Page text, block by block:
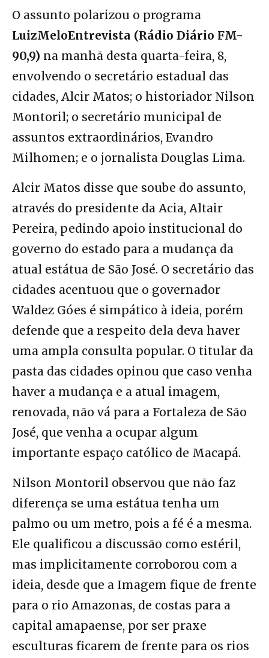
O assunto polarizou o programa
LuizMeloEntrevista (Rádio Diário FM-
90,9) na manhã desta quarta-feira, 8,
envolvendo o secretário estadual das
cidades, Alcir Matos; o historiador Nilson
Montoril; o secretário municipal de
assuntos extraordinários, Evandro
Milhomen; e o jornalista Douglas Lima.
Alcir Matos disse que soube do assunto,
através do presidente da Acia, Altair
Pereira, pedindo apoio institucional do
governo do estado para a mudança da
atual estátua de São José. O secretário das
cidades acentuou que o governador
Waldez Góes é simpático à ideia, porém
defende que a respeito dela deva haver
uma ampla consulta popular. O titular da
pasta das cidades opinou que caso venha
haver a mudança e a atual imagem,
renovada, não vá para a Fortaleza de São
José, que venha a ocupar algum
importante espaço católico de Macapá.
Nilson Montoril observou que não faz
diferença se uma estátua tenha um
palmo ou um metro, pois a fé é a mesma.
Ele qualificou a discussão como estéril,
mas implicitamente corroborou com a
ideia, desde que a Imagem fique de frente
para o rio Amazonas, de costas para a
capital amapaense, por ser praxe
esculturas ficarem de frente para os rios